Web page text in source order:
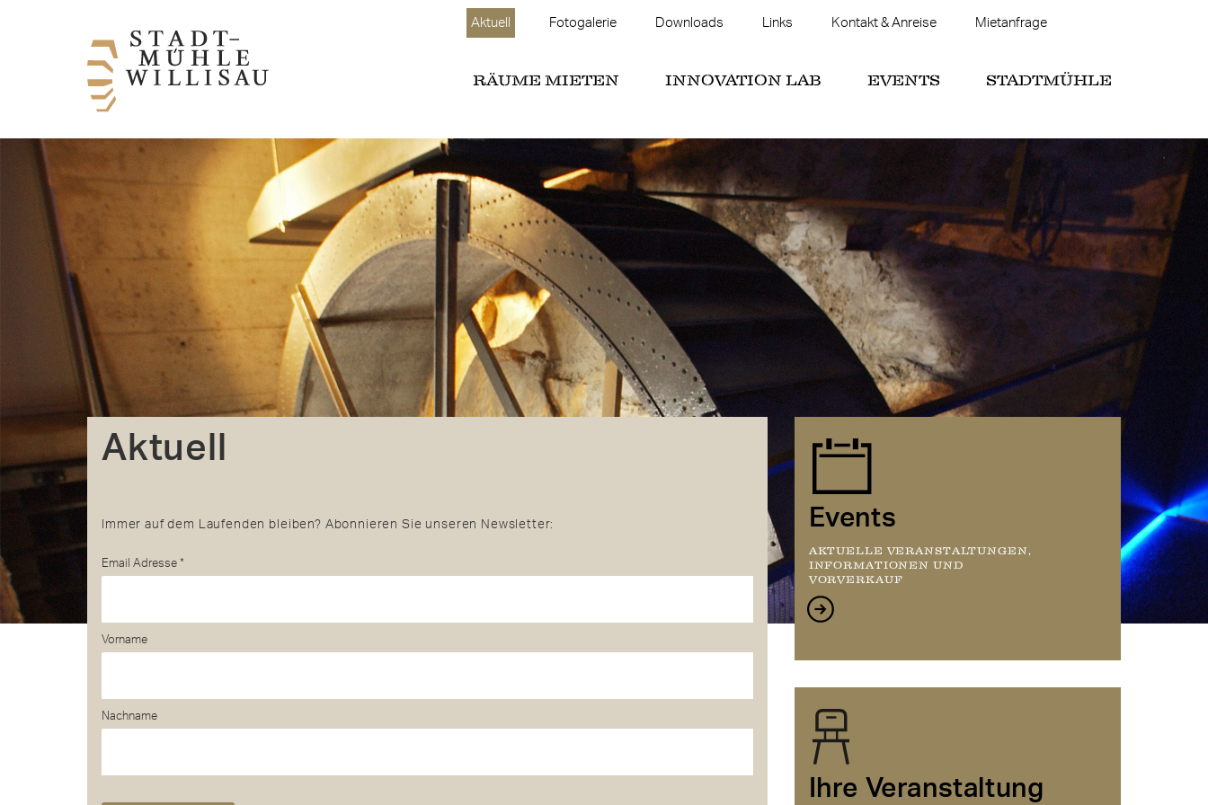
Aktuell Fotogalerie Downloads Links Kontakt & Anreise Mietanfrage
RÄUME MIETEN INNOVATION LAB EVENTS STADTMÜHLE
Aktuell
Immer auf dem Laufenden bleiben? Abonnieren Sie unseren Newsletter:
Email Adresse*
Vorname
Nachname
Events
AKTUELLE VERANSTALTUNGEN,
INFORMATIONEN UND
VORVERKAUF
Ihre Veranstaltung